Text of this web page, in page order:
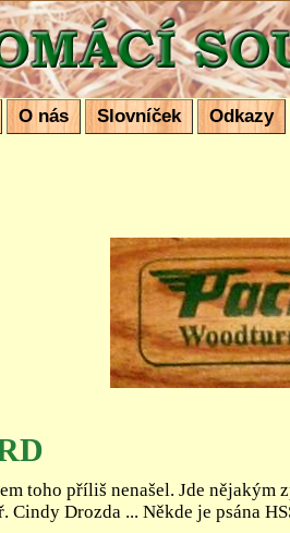
O nás Slovníček Odkazy
toho příliš nenašel. Jde
Cindy Drozda ... Někde je psána